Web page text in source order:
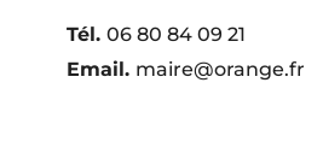
Tél. 06 80 84 09 21
Email. maire@orange.fr